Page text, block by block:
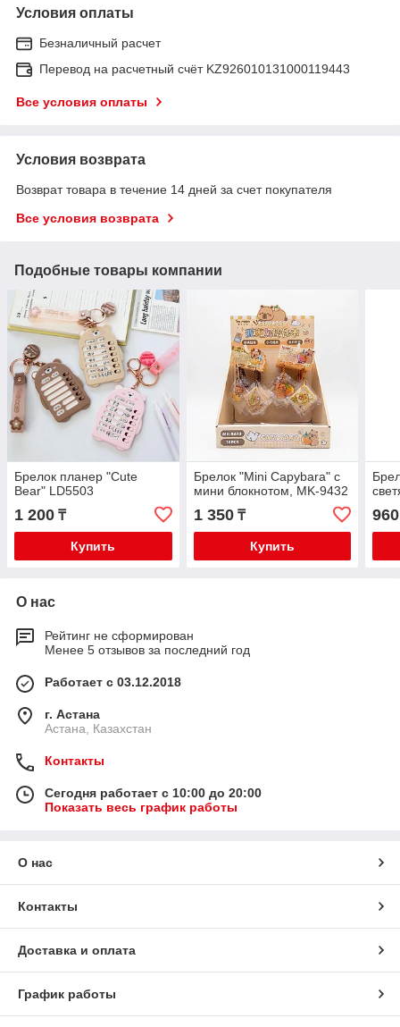
Условия оплаты
Безналичный расчет
Перевод на расчетный счёт KZ926010131000119443
Все условия оплаты
Условия возврата
Возврат товара в течение 14 дней за счет покупателя
Все условия возврата
Подобные товары компании
Брелок планер "Cute
Bear" LD5503
1 200 ₸
Купить
Брелок "Mini Capybara" с
мини блокнотом, MK-9432
1 350₸
Купить
960
О нас
Рейтинг не сформирован
Менее 5 отзывов за последний год
Работает с 03.12.2018
г. Астана
Астана, Казахстан
Контакты
Сегодня работает с 10:00 до 20:00
Показать весь график работы
О нас
Контакты
Доставка и оплата
График работы